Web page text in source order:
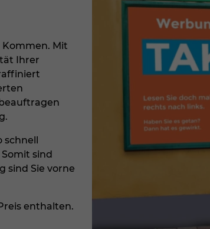
Kommen. Mit
Ihrer
schnell
sind
sind Sie vorne
enthalten.